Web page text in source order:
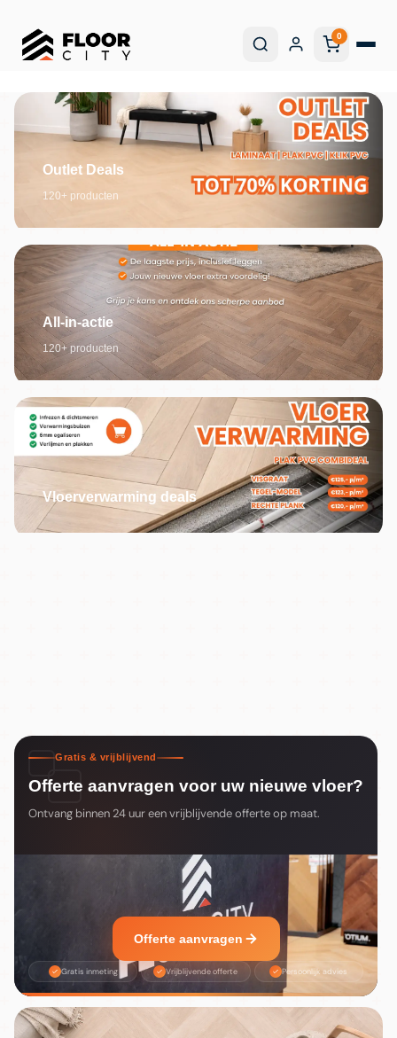
0
Outlet Deals
120+ producten
All-in-actie
120+ producten
Vloerverwarming deals
Gratis & vrijblijvend
Offerte aanvragen voor uw nieuwe vloer?
Ontvang binnen 24 uur een vrijblijvende offerte op maat.
Offerte aanvragen
Gratis inmeting Vrijblijvende offerte Persoonlijk advies